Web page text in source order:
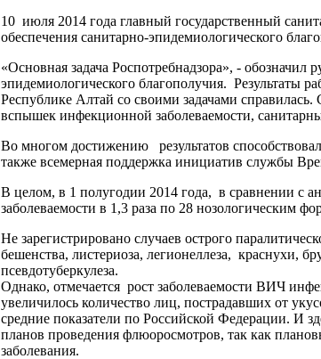
10 июля 2014 года главный государственный
обеспечения санитарно-эпидемиологического
«Основная задача Роспотребнадзора», - обозначил
эпидемиологического благополучия. Результаты
Республике Алтай со своими задачами
вспышек инфекционной заболеваемости,
Во многом достижению результатов
также всемерная поддержка инициатив службы
В целом, в 1 полугодии 2014 года, в сравнении с
заболеваемости в 1,3 раза по 28 нозологическим
Не зарегистрировано случаев острого
бешенства, листериоза, легионеллеза, краснухи,
псевдотуберкулеза.
Однако, отмечается рост заболеваемости ВИЧ
увеличилось количество лиц, пострадавших от
средние показатели по Российской Федерации. И
планов проведения флюоросмотров, так как
заболевания.